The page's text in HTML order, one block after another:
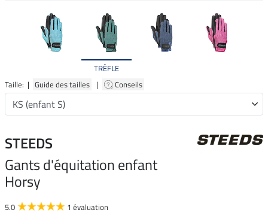
TRÈFLE
Taille: | Guide des tailles | Conseils
STEEDS
Gants d'équitation enfant
Horsy
5.0 1 évaluation